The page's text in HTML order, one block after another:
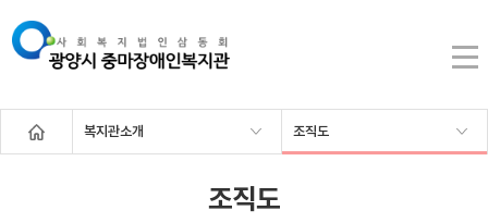
복지관소개 조직도
조직도